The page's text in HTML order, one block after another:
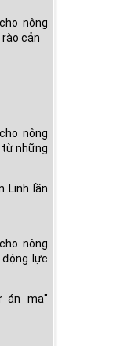
nông
cản
nông
từ những
Linh lần
nông
lực
án ma"